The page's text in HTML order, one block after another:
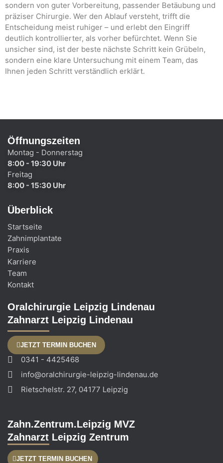
sondern von guter Vorbereitung, passender Betäubung und
präziser Chirurgie. Wer den Ablauf versteht, trifft die
Entscheidung meist ruhiger – und erlebt den Eingriff
deutlich kontrollierter, als vorher befürchtet. Wenn Sie
unsicher sind, ist der beste nächste Schritt kein Grübeln,
sondern eine klare Untersuchung mit einem Team, das
Ihnen jeden Schritt verständlich erklärt.
Öffnungszeiten
Montag - Donnerstag
8:00 - 19:30 Uhr
Freitag
8:00 - 15:30 Uhr
Überblick
Startseite
Zahnimplantate
Praxis
Karriere
Team
Kontakt
Oralchirurgie Leipzig Lindenau
Zahnarzt Leipzig Lindenau
JETZT TERMIN BUCHEN
0341 - 4425468
info@oralchirurgie-leipzig-lindenau.de
Rietschelstr. 27, 04177 Leipzig
Zahn.Zentrum.Leipzig MVZ
Zahnarzt Leipzig Zentrum
JETZT TERMIN BUCHEN